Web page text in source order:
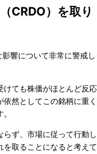
CRDO）を取り
響について非常に警戒し
けても株価がほとんど反応
然としてこの銘柄に重く
らず、市場に従って行動し
取ることになると考えて